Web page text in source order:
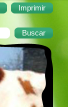
Imprimir